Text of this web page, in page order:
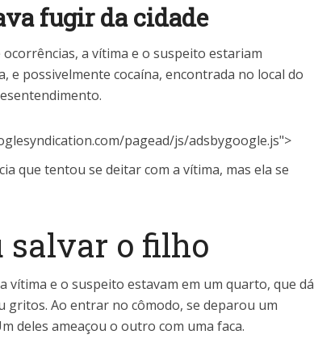
fugir da cidade
a vítima e o suspeito estariam
e possivelmente cocaína, encontrada no local do
pagead/js/adsbygoogle.js">
que tentou se deitar com a vítima, mas ela se
salvar o filho
vítima e o suspeito estavam em um quarto, que dá
gritos. Ao entrar no cômodo, se deparou um
deles ameaçou o outro com uma faca.